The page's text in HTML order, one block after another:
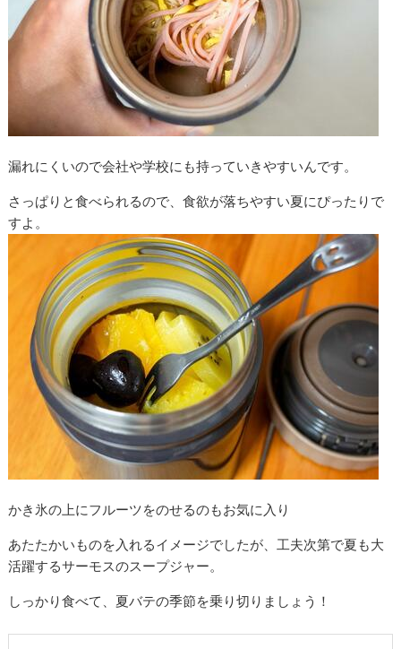
漏れにくいので会社や学校にも持っていきやすいんです。
さっぱりと食べられるので、食欲が落ちやすい夏にぴったりで
すよ。
かき氷の上にフルーツをのせるのもお気に入り
あたたかいものを入れるイメージでしたが、工夫次第で夏も大
活躍するサーモスのスープジャー。
しっかり食べて、夏バテの季節を乗り切りましょう！